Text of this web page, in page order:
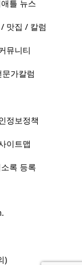
틀 뉴스
맛집 / 칼럼
뮤니티
문가칼럼
정보정책
이트맵
록 등록
.